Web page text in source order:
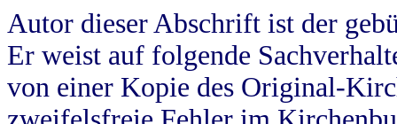
Autor dieser Abschrift ist der
Er weist auf folgende
von einer Kopie des Original-